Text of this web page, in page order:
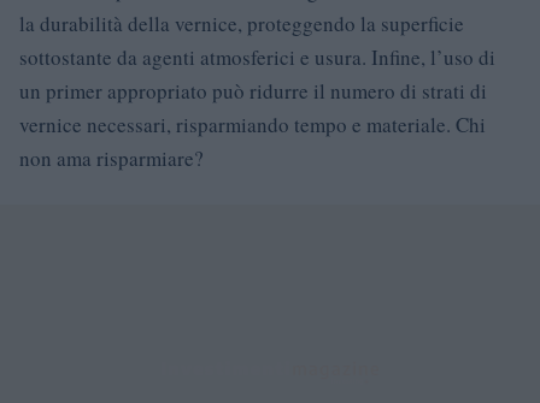
la durabilità della vernice, proteggendo la superficie
sottostante da agenti atmosferici e usura. Infine, l’uso di
un primer appropriato può ridurre il numero di strati di
vernice necessari, risparmiando tempo e materiale. Chi
non ama risparmiare?